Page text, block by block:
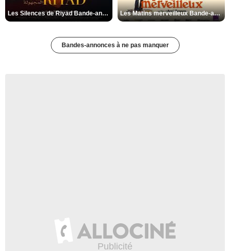
Les Silences de Riyad Bande-annonce VO STFR Les Matins merveilleux Bande-annonce VF
Bandes-annonces à ne pas manquer